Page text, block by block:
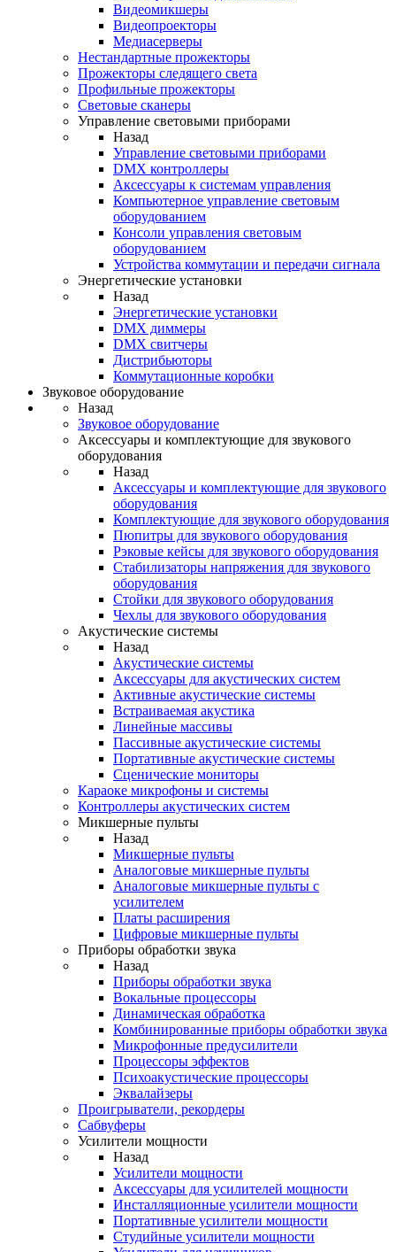
Видеомикшеры
Видеопроекторы
Медиасерверы
Нестандартные прожекторы
Прожекторы следящего света
Профильные прожекторы
Световые сканеры
Управление световыми приборами
Назад
Управление световыми приборами
DMX контроллеры
Аксессуары к системам управления
Компьютерное управление световым
оборудованием
Консоли управления световым
оборудованием
Устройства коммутации и передачи сигнала
Энергетические установки
Назад
Энергетические установки
DMX диммеры
DMX свитчеры
Дистрибьюторы
Коммутационные коробки
Звуковое оборудование
Назад
Звуковое оборудование
Аксессуары и комплектующие для звукового
оборудования
Назад
Аксессуары и комплектующие для звукового
оборудования
Комплектующие для звукового оборудования
Пюпитры для звукового оборудования
Рэковые кейсы для звукового оборудования
Стабилизаторы напряжения для звукового
оборудования
Стойки для звукового оборудования
Чехлы для звукового оборудования
Акустические системы
Назад
Акустические системы
Аксессуары для акустических систем
Активные акустические системы
Встраиваемая акустика
Линейные массивы
Пассивные акустические системы
Портативные акустические системы
Сценические мониторы
Караоке микрофоны и системы
Контроллеры акустических систем
Микшерные пульты
Назад
Микшерные пульты
Аналоговые микшерные пульты
Аналоговые микшерные пульты с
усилителем
Платы расширения
Цифровые микшерные пульты
Приборы обработки звука
Назад
Приборы обработки звука
Вокальные процессоры
Динамическая обработка
Комбинированные приборы обработки звука
Микрофонные предусилители
Процессоры эффектов
Психоакустические процессоры
Эквалайзеры
Проигрыватели, рекордеры
Сабвуферы
Усилители мощности
Назад
Усилители мощности
Аксессуары для усилителей мощности
Инсталляционные усилители мощности
Портативные усилители мощности
Студийные усилители мощности